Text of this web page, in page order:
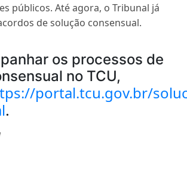
públicos. Até agora, o Tribunal já
de solução consensual.
os processos de
no TCU,
portal.tcu.gov.br/
.